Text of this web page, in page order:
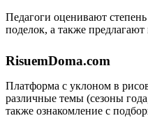
Педагоги оценивают
поделок, а также
RisuemDoma.com
Платформа с уклоном в
различные темы (сезоны
также ознакомление с